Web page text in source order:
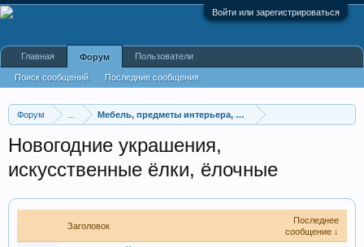
Войти или зарегистрироваться
Форум Мебель, предметы интерьера, постельные принадлежно
Новогодние украшения,
искусственные ёлки, ёлочные
Заголовок
Последнее
сообщение ↓
Главная Форум
Поиск сообщений Последние сообщения
Пользователи